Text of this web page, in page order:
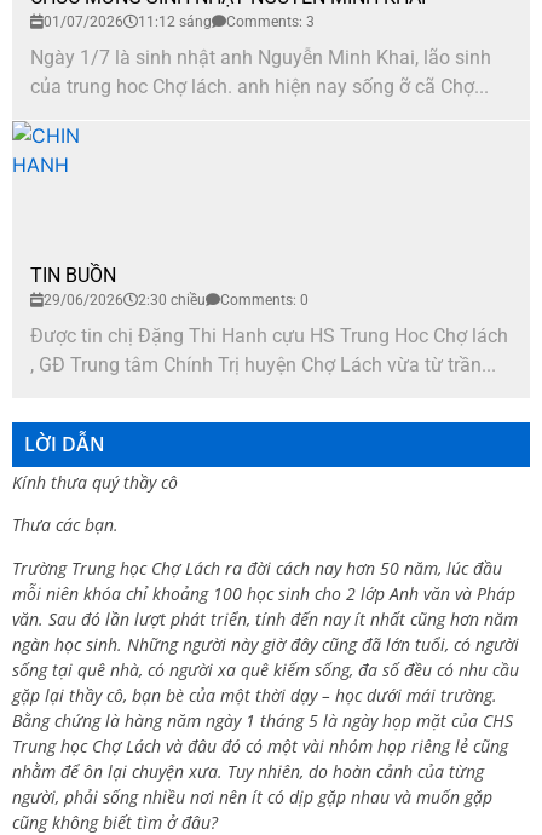
01/07/2026 11:12 sáng Comments: 3
Ngày 1/7 là sinh nhật anh Nguyễn Minh Khai, lão sinh
của trung hoc Chợ lách. anh hiện nay sống ỡ cã Chợ...
TIN BUỒN
29/06/2026 2:30 chiều Comments: 0
Được tin chị Đặng Thi Hanh cựu HS Trung Hoc Chợ lách
, GĐ Trung tâm Chính Trị huyện Chợ Lách vừa từ trần...
LỜI DẪN
Kính thưa quý thầy cô
Thưa các bạn.
Trường Trung học Chợ Lách ra đời cách nay hơn 50 năm, lúc đầu
mỗi niên khóa chỉ khoảng 100 học sinh cho 2 lớp Anh văn và Pháp
văn. Sau đó lần lượt phát triển, tính đến nay ít nhất cũng hơn năm
ngàn học sinh. Những người này giờ đây cũng đã lớn tuổi, có người
sống tại quê nhà, có người xa quê kiếm sống, đa số đều có nhu cầu
gặp lại thầy cô, bạn bè của một thời dạy – học dưới mái trường.
Bằng chứng là hàng năm ngày 1 tháng 5 là ngày họp mặt của CHS
Trung học Chợ Lách và đâu đó có một vài nhóm họp riêng lẻ cũng
nhằm để ôn lại chuyện xưa. Tuy nhiên, do hoàn cảnh của từng
người, phải sống nhiều nơi nên ít có dịp gặp nhau và muốn gặp
cũng không biết tìm ở đâu?